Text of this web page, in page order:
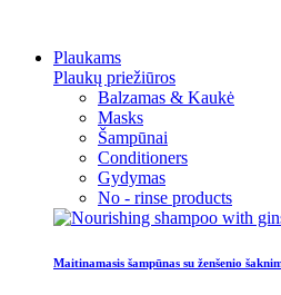
Plaukams
Plaukų priežiūros
Balzamas & Kaukė
Masks
Šampūnai
Conditioners
Gydymas
No - rinse products
Maitinamasis šampūnas su ženšenio